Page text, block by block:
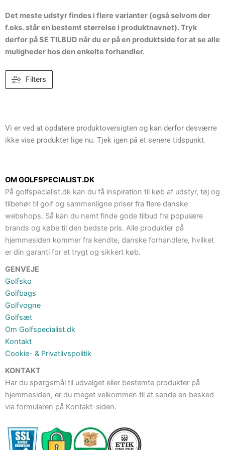
Det meste udstyr findes i flere varianter (også selvom der
f.eks. står en bestemt størrelse i produktnavnet). Tryk
derfor på SE TILBUD når du er på en produktside for at se alle
muligheder hos den enkelte forhandler.
Filters
Vi er ved at opdatere produktoversigten og kan derfor desværre
ikke vise produkter lige nu. Tjek igen på et senere tidspunkt.
OM GOLFSPECIALIST.DK
På golfspecialist.dk kan du få inspiration til køb af udstyr, tøj og
tilbehør til golf og sammenligne priser fra flere danske
webshops. Så kan du nemt finde gode tilbud fra populære
brands og købe til den bedste pris. Alle produkter på
hjemmesiden kommer fra kendte, danske forhandlere, hvilket
er din garanti for et trygt og sikkert køb.
GENVEJE
Golfsko
Golfbags
Golfvogne
Golfsæt
Om Golfspecialist.dk
Kontakt
Cookie- & Privatlivspolitik
KONTAKT
Har du spørgsmål til udvalget eller bestemte produkter på
hjemmesiden, er du meget velkommen til at sende en besked
via formularen på Kontakt-siden.